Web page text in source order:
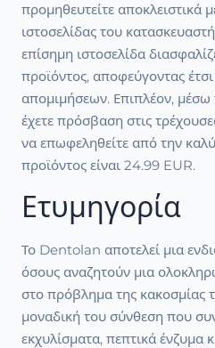
προμηθευτείτε αποκλειστικά
ιστοσελίδας του
επίσημη ιστοσελίδα
προϊόντος, αποφεύγοντας
απομιμήσεων. Επιπλέον, μέσω
έχετε πρόσβαση στις
να επωφεληθείτε από την
προϊόντος είναι 24.99 EUR.
Ετυμηγορία
Το Dentolan αποτελεί μια
όσους αναζητούν μια
στο πρόβλημα της κακοσμίας
μοναδική του σύνθεση που
εκχυλίσματα, πεπτικά ένζυμα